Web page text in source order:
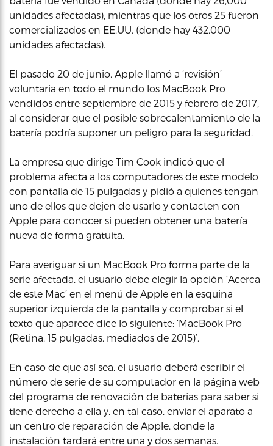
unidades afectadas), mientras que los otros 25 fueron
comercializados en EE.UU. (donde hay 432,000
unidades afectadas).
El pasado 20 de junio, Apple llamó a ‘revisión’
voluntaria en todo el mundo los MacBook Pro
vendidos entre septiembre de 2015 y febrero de 2017,
al considerar que el posible sobrecalentamiento de la
batería podría suponer un peligro para la seguridad.
La empresa que dirige Tim Cook indicó que el
problema afecta a los computadores de este modelo
con pantalla de 15 pulgadas y pidió a quienes tengan
uno de ellos que dejen de usarlo y contacten con
Apple para conocer si pueden obtener una batería
nueva de forma gratuita.
Para averiguar si un MacBook Pro forma parte de la
serie afectada, el usuario debe elegir la opción ‘Acerca
de este Mac’ en el menú de Apple en la esquina
superior izquierda de la pantalla y comprobar si el
texto que aparece dice lo siguiente: ‘MacBook Pro
(Retina, 15 pulgadas, mediados de 2015)’.
En caso de que así sea, el usuario deberá escribir el
número de serie de su computador en la página web
del programa de renovación de baterías para saber si
tiene derecho a ella y, en tal caso, enviar el aparato a
un centro de reparación de Apple, donde la
instalación tardará entre una y dos semanas.